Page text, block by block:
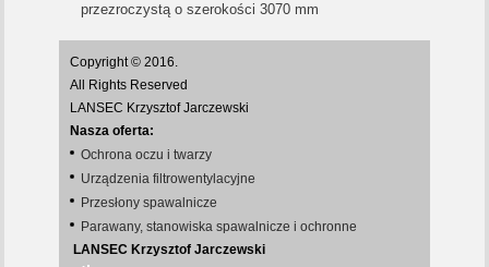
przezroczystą o szerokości 3070 mm
Copyright © 2016.
All Rights Reserved
LANSEC Krzysztof Jarczewski
Nasza oferta:
Ochrona oczu i twarzy
Urządzenia filtrowentylacyjne
Przesłony spawalnicze
Parawany, stanowiska spawalnicze i ochronne
LANSEC Krzysztof Jarczewski